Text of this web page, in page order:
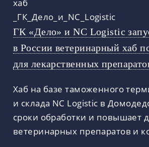
ГК «Дело» и NC Logistic
в России ветеринарный хаб
для лекарственных
Хаб на базе таможенного
и склада NC Logistic в
сроки обработки и повышает
ветеринарных препаратов и